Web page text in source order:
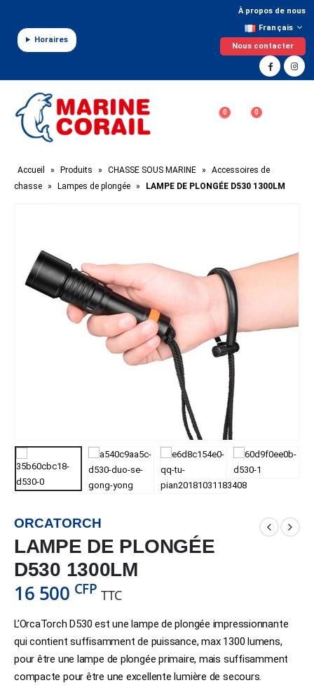
Horaires
À propos de nous
Français
Nous contacter
0 0
Accueil » Produits » CHASSE SOUS MARINE »
Accessoires de
chasse » Lampes de plongée » LAMPE DE PLONGÉE D530 1300LM
ORCATORCH
LAMPE DE PLONGÉE
D530 1300LM
16 500 CFP TTC
L’OrcaTorch D530 est une lampe de plongée impressionnante
qui contient suffisamment de puissance, max 1300 lumens,
pour être une lampe de plongée primaire, mais suffisamment
compacte pour être une excellente lumière de secours.